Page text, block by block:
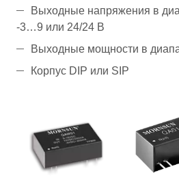
Выходные напряжения в
-3…9 или 24/24 В
Выходные мощности в
Корпус DIP или SIP